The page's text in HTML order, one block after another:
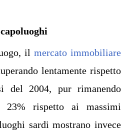
il mercato immobiliare
lentamente rispetto
del 2004, pur rimanendo
23% rispetto ai massimi
sardi mostrano invece